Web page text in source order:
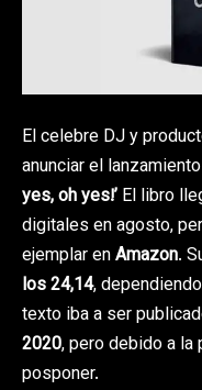
El celebre DJ y
anunciar el
yes, oh yes!’ El libro
digitales en agosto,
ejemplar enAmazon.
los 24,14,
texto iba a ser
2020, pero debido a la
posponer.